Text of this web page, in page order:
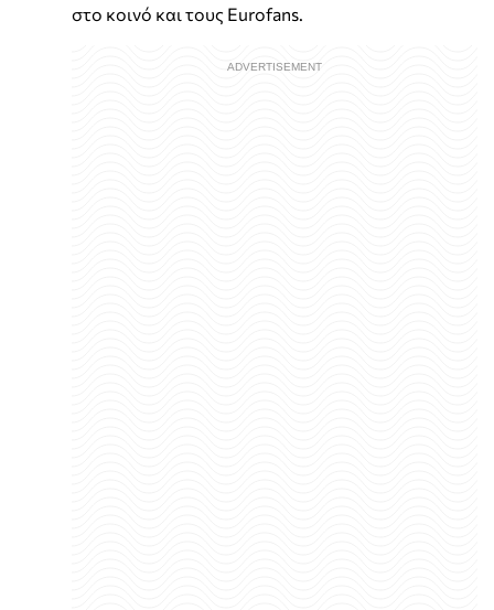
στο κοινό και τους Eurofans.